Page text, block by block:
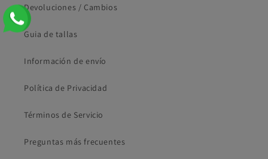
Devoluciones / Cambios
Guia de tallas
Información de envío
Política de Privacidad
Términos de Servicio
Preguntas más frecuentes